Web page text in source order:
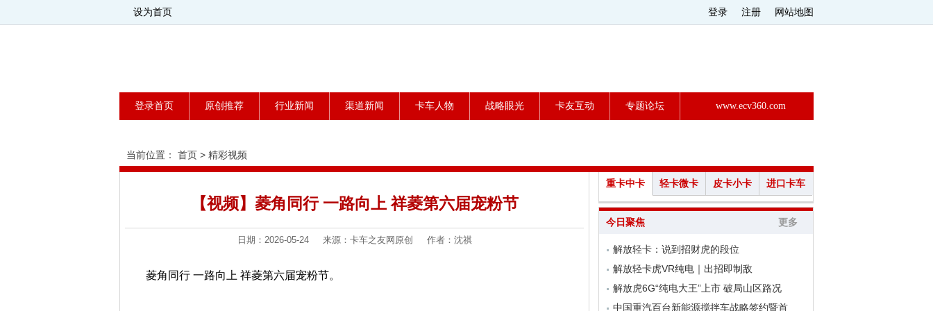
设为首页 登录 注册 网站地图
登录首页 原创推荐 行业新闻 渠道新闻 卡车人物 战略眼光 卡友互动 专题论坛 www.ecv360.com
当前位置： 首页 > 精彩视频
【视频】菱角同行 一路向上 祥菱第六届宠粉节
日期：2026-05-24 来源：卡车之友网原创 作者：沈祺
菱角同行 一路向上 祥菱第六届宠粉节。
重卡中卡 轻卡微卡 皮卡小卡 进口卡车
今日聚焦 更多
解放轻卡：说到招财虎的段位
解放轻卡虎VR纯电｜出招即制敌
解放虎6G“纯电大王”上市 破局山区路况
中国重汽百台新能源搅拌车战略签约暨首